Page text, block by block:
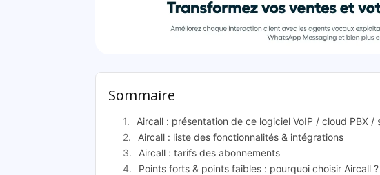
Sommaire
Aircall : présentation de ce logiciel VoIP / cloud PBX /
Aircall : liste des fonctionnalités & intégrations
Aircall : tarifs des abonnements
Points forts & points faibles : pourquoi choisir Aircall ?